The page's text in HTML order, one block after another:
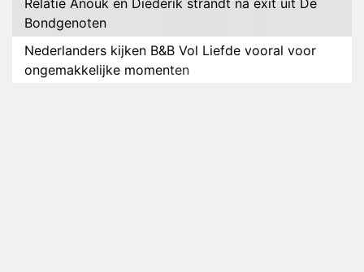
Relatie Anouk en Diederik strandt na exit uit De
Bondgenoten
Nederlanders kijken B&B Vol Liefde vooral voor
ongemakkelijke momenten